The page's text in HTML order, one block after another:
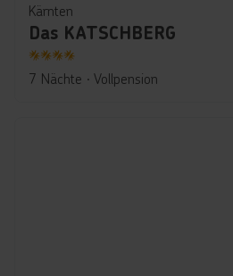
Kärnten
Das KATSCHBERG
4
7 Nächte ∙ Vollpension